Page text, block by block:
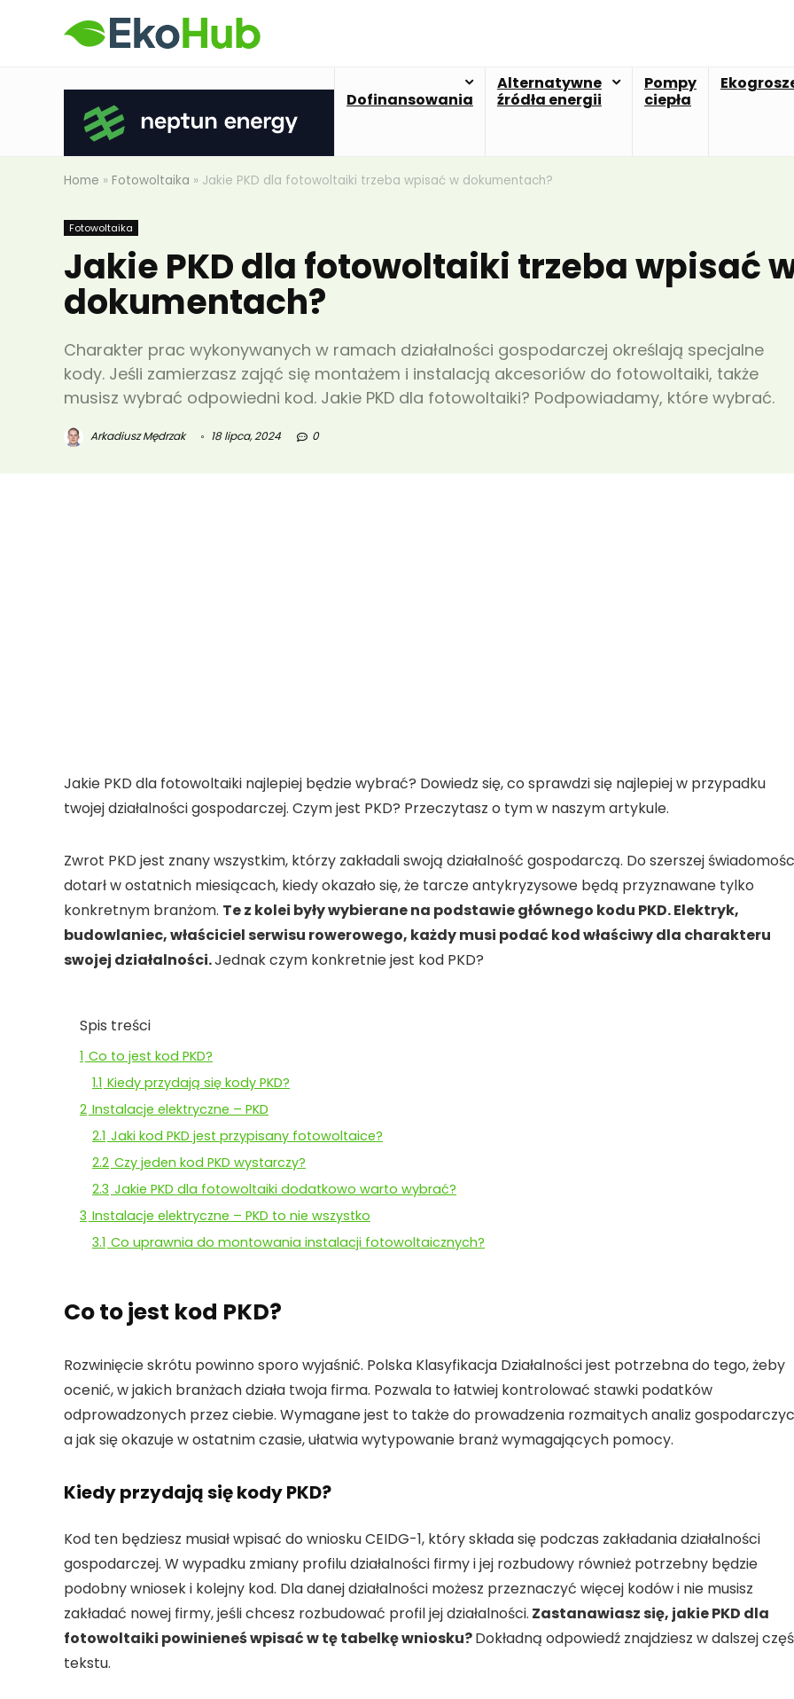
Dofinansowania
Alternatywne
źródła energii
Pompy
ciepła
Home » Fotowoltaika » Jakie PKD dla fotowoltaiki trzeba wpisać w dokumentach?
Fotowoltaika
Jakie PKD dla fotowoltaiki trzeba wpisać
dokumentach?
Charakter prac wykonywanych w ramach działalności gospodarczej określają specjalne
kody. Jeśli zamierzasz zająć się montażem i instalacją akcesoriów do fotowoltaiki, także
musisz wybrać odpowiedni kod. Jakie PKD dla fotowoltaiki? Podpowiadamy, które wybrać.
Arkadiusz Mędrzak 18 lipca, 2024 0
Jakie PKD dla fotowoltaiki najlepiej będzie wybrać? Dowiedz się, co sprawdzi się najlepiej w przypadku
twojej działalności gospodarczej. Czym jest PKD? Przeczytasz o tym w naszym artykule.
Zwrot PKD jest znany wszystkim, którzy zakładali swoją działalność gospodarczą. Do szerszej
dotarł w ostatnich miesiącach, kiedy okazało się, że tarcze antykryzysowe będą przyznawane tylko
konkretnym branżom. Te z kolei były wybierane na podstawie głównego kodu PKD. Elektryk,
budowlaniec, właściciel serwisu rowerowego, każdy musi podać kod właściwy dla charakteru
swojej działalności.Jednak czym konkretnie jest kod PKD?
Spis treści
1 Co to jest kod PKD?
1.1 Kiedy przydają się kody PKD?
2 Instalacje elektryczne – PKD
2.1 Jaki kod PKD jest przypisany fotowoltaice?
2.2 Czy jeden kod PKD wystarczy?
2.3 Jakie PKD dla fotowoltaiki dodatkowo warto wybrać?
3 Instalacje elektryczne – PKD to nie wszystko
3.1 Co uprawnia do montowania instalacji fotowoltaicznych?
Co to jest kod PKD?
Rozwinięcie skrótu powinno sporo wyjaśnić. Polska Klasyfikacja Działalności jest potrzebna do tego, żeby
ocenić, w jakich branżach działa twoja firma. Pozwala to łatwiej kontrolować stawki podatków
odprowadzonych przez ciebie. Wymagane jest to także do prowadzenia rozmaitych analiz
a jak się okazuje w ostatnim czasie, ułatwia wytypowanie branż wymagających pomocy.
Kiedy przydają się kody PKD?
Kod ten będziesz musiał wpisać do wniosku CEIDG-1, który składa się podczas zakładania działalności
gospodarczej. W wypadku zmiany profilu działalności firmy i jej rozbudowy również potrzebny będzie
podobny wniosek i kolejny kod. Dla danej działalności możesz przeznaczyć więcej kodów i nie musisz
zakładać nowej firmy, jeśli chcesz rozbudować profil jej działalności. Zastanawiasz się, jakie PKD dla
fotowoltaiki powinieneś wpisać w tę tabelkę wniosku?Dokładną odpowiedź znajdziesz w dalszej
tekstu.